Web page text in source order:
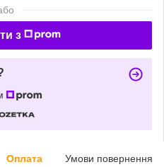
з
Оплата Умови повернення